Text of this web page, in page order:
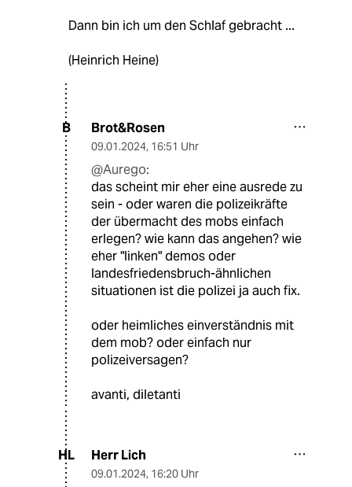
Dann bin ich um den Schlaf gebracht ...
(Heinrich Heine)
B Brot&Rosen
09.01.2024, 16:51 Uhr
@Aurego:
das scheint mir eher eine ausrede zu
sein - oder waren die polizeikräfte
der übermacht des mobs einfach
erlegen? wie kann das angehen? wie
eher "linken" demos oder
landesfriedensbruch-ähnlichen
situationen ist die polizei ja auch fix.
oder heimliches einverständnis mit
dem mob? oder einfach nur
polizeiversagen?
avanti, diletanti
HL Herr Lich
09.01.2024, 16:20 Uhr